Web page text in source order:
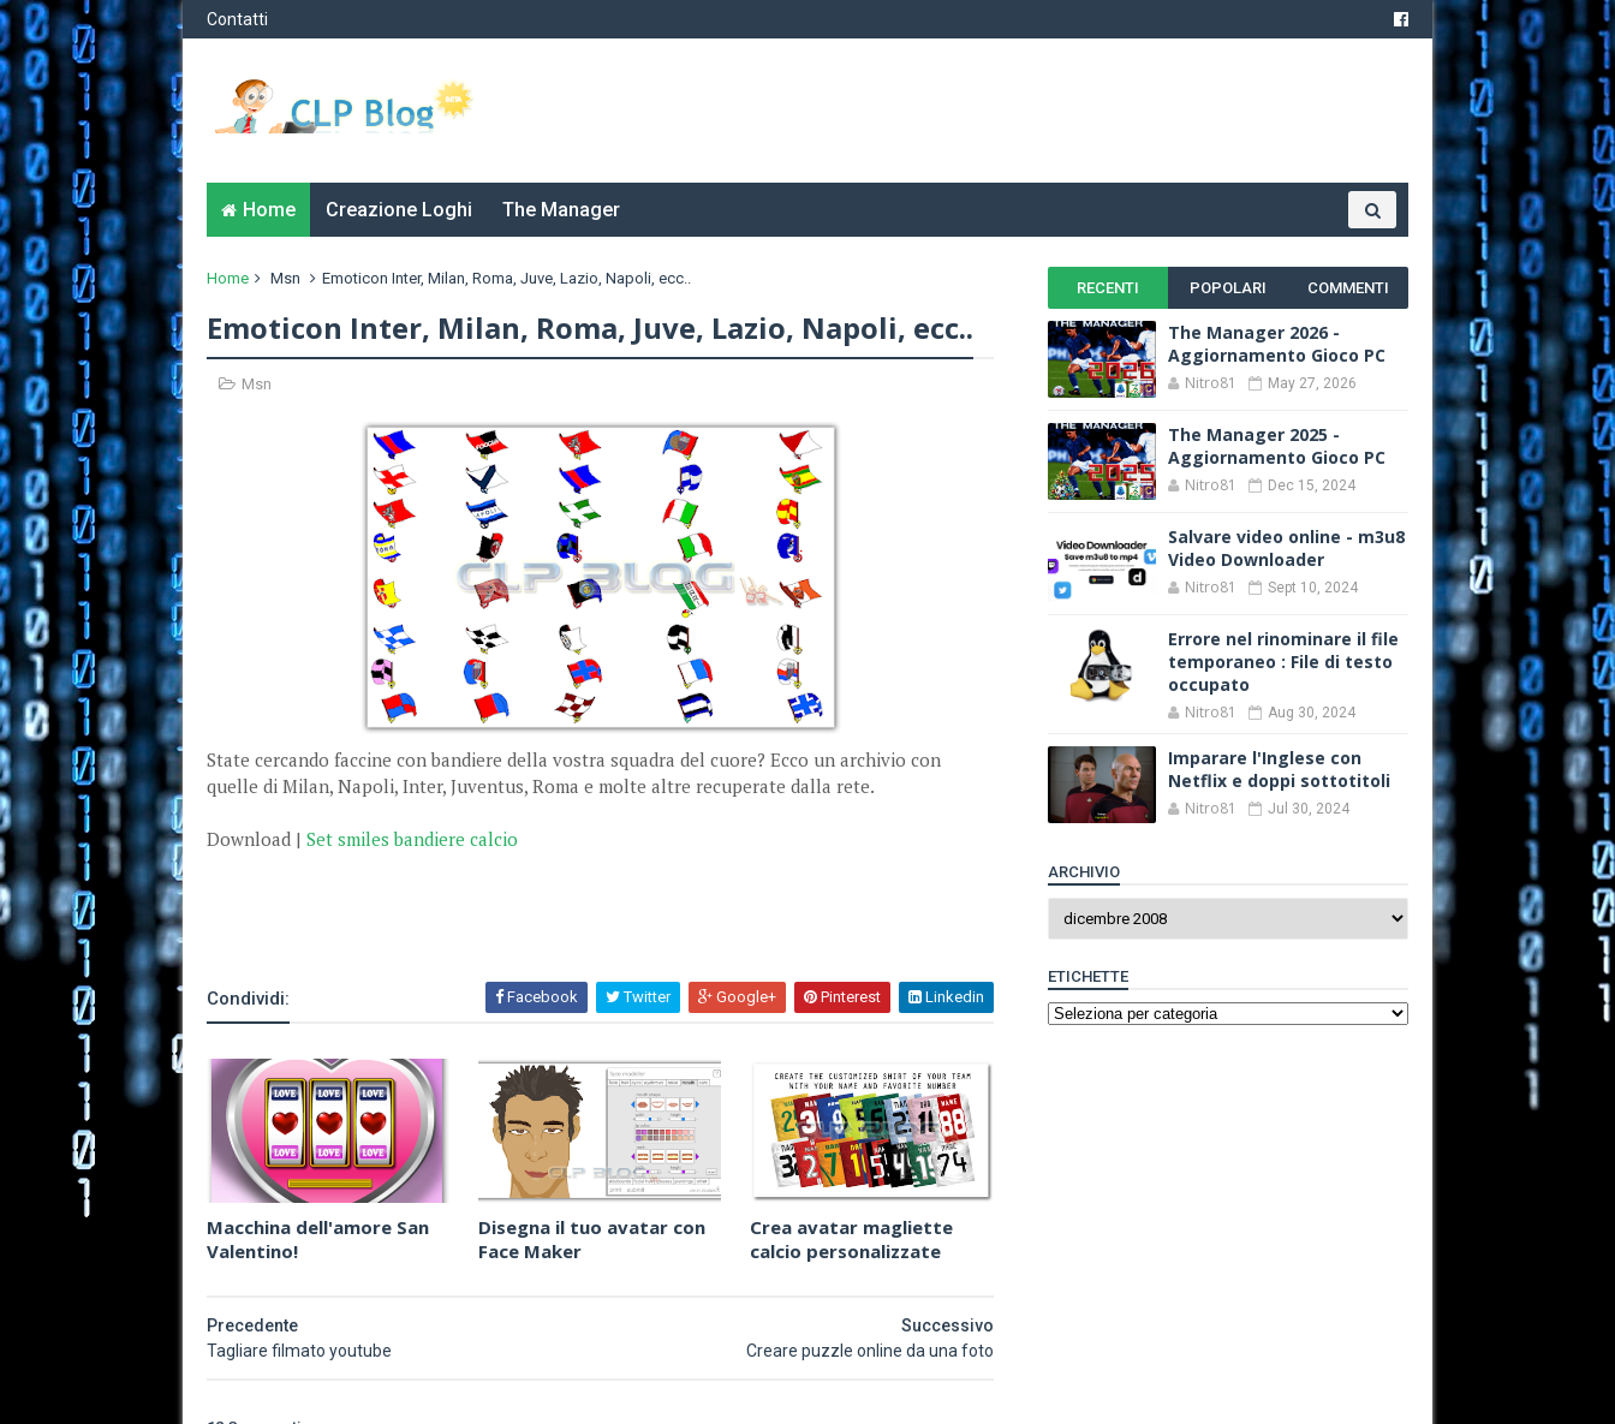
Contatti
Home Creazione Loghi The Manager
Home Msn Emoticon Inter, Milan, Roma, Juve, Lazio, Napoli, ecc..
Emoticon Inter, Milan, Roma, Juve, Lazio, Napoli, ecc..
Msn
State cercando faccine con bandiere della vostra squadra del cuore? Ecco un archivio con
quelle di Milan, Napoli, Inter, Juventus, Roma e molte altre recuperate dalla rete.
Download | Set smiles bandiere calcio
Condividi: Facebook Twitter Google+ Pinterest Linkedin
Macchina dell'amore San
Valentino!
Disegna il tuo avatar con
Face Maker
Crea avatar magliette
calcio personalizzate
Successivo
Creare puzzle online da una foto
Precedente
Tagliare filmato youtube
RECENTI POPOLARI COMMENTI
The Manager 2026 -
Aggiornamento Gioco PC
Nitro81 May 27, 2026
The Manager 2025 -
Aggiornamento Gioco PC
Nitro81 Dec 15, 2024
Salvare video online - m3u8
Video Downloader
Nitro81 Sept 10, 2024
Errore nel rinominare il file
temporaneo : File di testo
occupato
Nitro81 Aug 30, 2024
Imparare l'Inglese con
Netflix e doppi sottotitoli
Nitro81 Jul 30, 2024
ARCHIVIO
ETICHETTE